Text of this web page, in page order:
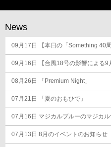
ゲ
ー
シ
ョ
ン
News
09月17日 【本日の「Something 40
09月16日 【台風18号の影響による9
08月26日 「Premium Night」
07月21日 「夏のおもひで」
07月16日 マジカルブルーのマジカ
07月13日 8月のイベントのお知らせ